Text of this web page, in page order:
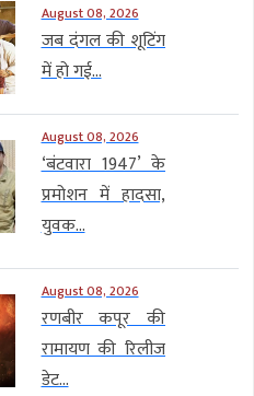
August 08, 2026
जब दंगल की शूटिंग
में हो गई...
August 08, 2026
‘बंटवारा 1947’ के
प्रमोशन में हादसा,
युवक...
August 08, 2026
रणबीर कपूर की
रामायण की रिलीज
डेट...